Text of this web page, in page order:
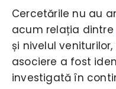
Cercetările nu au
acum relația dintre
și nivelul
asociere a fost
investigată în